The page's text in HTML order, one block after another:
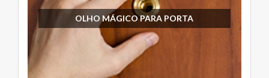
OLHO MÁGICO PARA PORTA